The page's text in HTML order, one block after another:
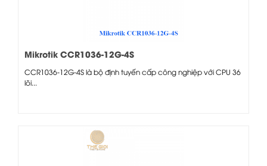
Mikrotik CCR1036-12G-4S
CCR1036-12G-4S là bộ định tuyến cấp công nghiệp với CPU 36
lõi...